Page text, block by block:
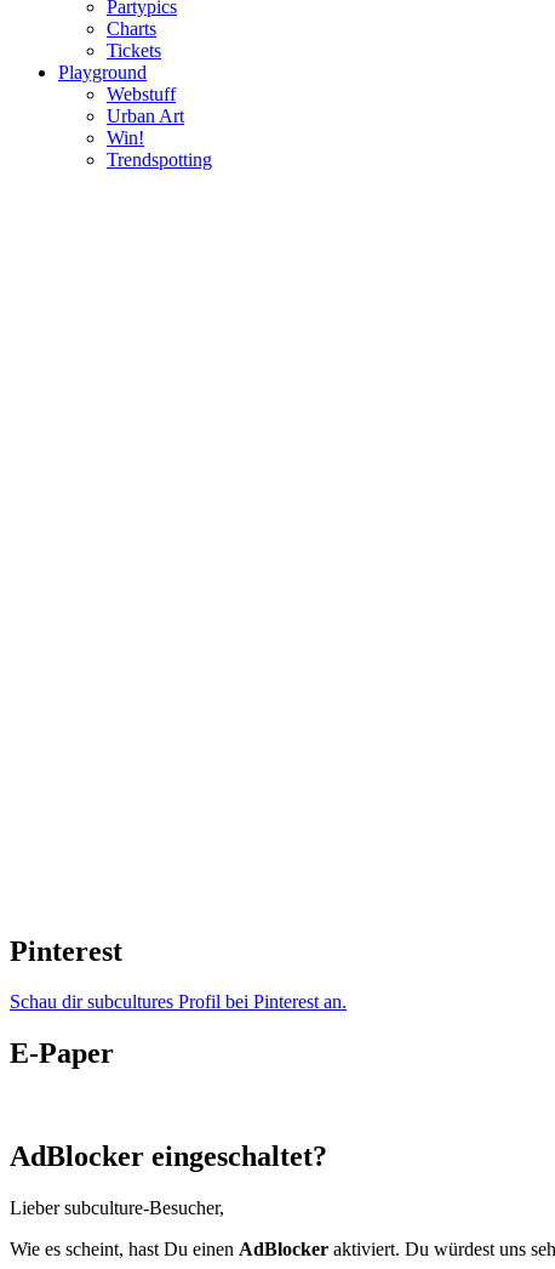
Partypics
Charts
Tickets
Playground
Webstuff
Urban Art
Win!
Trendspotting
Pinterest
Schau dir subcultures Profil bei Pinterest an.
E-Paper
AdBlocker eingeschaltet?
Lieber subculture-Besucher,
Wie es scheint, hast Du einen AdBlocker aktiviert. Du würdest uns